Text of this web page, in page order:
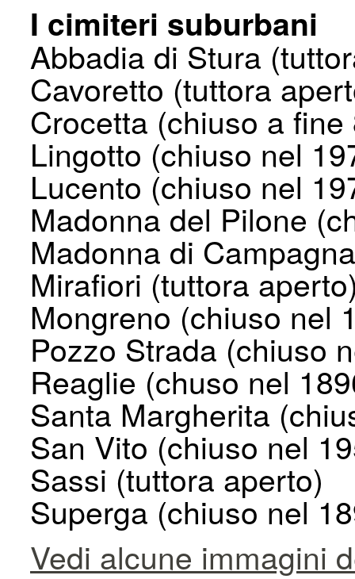
I cimiteri suburbani
Abbadia di Stura
Cavoretto (tuttora
Crocetta (chiuso a fine
Lingotto (chiuso nel
Lucento (chiuso nel
Madonna del Pilone
Madonna di
Mirafiori (tuttora
Mongreno (chiuso nel
Pozzo Strada (chiuso
Reaglie (chuso nel
Santa Margherita
San Vito (chiuso nel
Sassi (tuttora aperto)
Superga (chiuso nel
Vedi alcune immagini